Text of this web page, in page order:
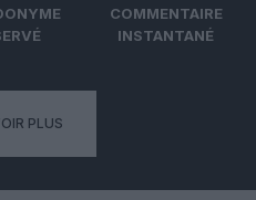
COMMENTAIRE
INSTANTANÉ
PLUS